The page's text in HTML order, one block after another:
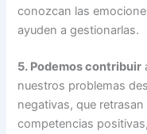
conozcan las
ayuden a gestionarlas.
5. Podemos contribuir
nuestros problemas
negativas, que
competencias